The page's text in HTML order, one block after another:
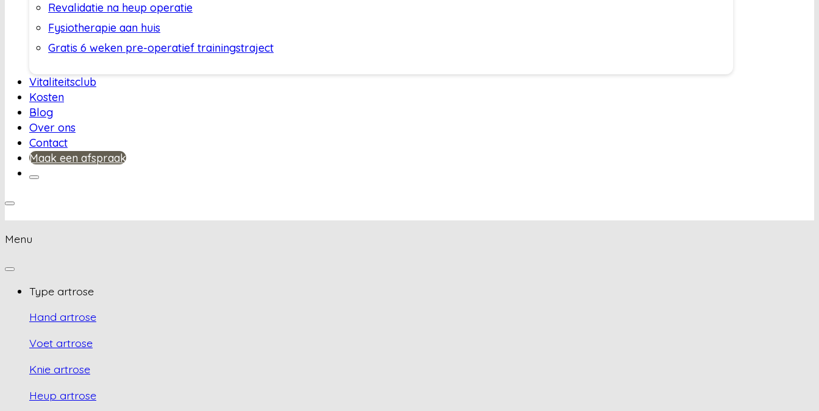
Revalidatie na heup operatie
Fysiotherapie aan huis
Gratis 6 weken pre-operatief trainingstraject
Vitaliteitsclub
Kosten
Blog
Over ons
Contact
Maak een afspraak
Menu
Type artrose
Hand artrose
Voet artrose
Knie artrose
Heup artrose